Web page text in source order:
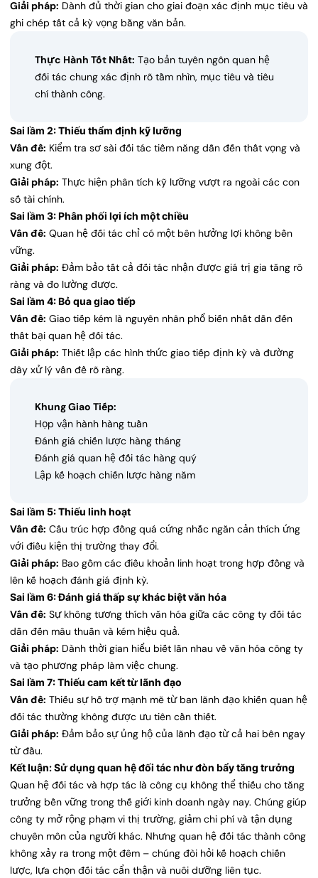
Giải pháp: Dành đủ thời gian cho giai đoạn xác định mục tiêu và
ghi chép tất cả kỳ vọng bằng văn bản.
Thực Hành Tốt Nhất: Tạo bản tuyên ngôn quan hệ
đối tác chung xác định rõ tầm nhìn, mục tiêu và tiêu
chí thành công.
Sai lầm 2: Thiếu thẩm định kỹ lưỡng
Vấn đề: Kiểm tra sơ sài đối tác tiềm năng dẫn đến thất vọng và
xung đột.
Giải pháp: Thực hiện phân tích kỹ lưỡng vượt ra ngoài các con
số tài chính.
Sai lầm 3: Phân phối lợi ích một chiều
Vấn đề: Quan hệ đối tác chỉ có một bên hưởng lợi không bền
vững.
Giải pháp: Đảm bảo tất cả đối tác nhận được giá trị gia tăng rõ
ràng và đo lường được.
Sai lầm 4: Bỏ qua giao tiếp
Vấn đề: Giao tiếp kém là nguyên nhân phổ biến nhất dẫn đến
thất bại quan hệ đối tác.
Giải pháp: Thiết lập các hình thức giao tiếp định kỳ và đường
dây xử lý vấn đề rõ ràng.
Khung Giao Tiếp:
Họp vận hành hàng tuần
Đánh giá chiến lược hàng tháng
Đánh giá quan hệ đối tác hàng quý
Lập kế hoạch chiến lược hàng năm
Sai lầm 5: Thiếu linh hoạt
Vấn đề: Cấu trúc hợp đồng quá cứng nhắc ngăn cản thích ứng
với điều kiện thị trường thay đổi.
Giải pháp: Bao gồm các điều khoản linh hoạt trong hợp đồng và
lên kế hoạch đánh giá định kỳ.
Sai lầm 6: Đánh giá thấp sự khác biệt văn hóa
Vấn đề: Sự không tương thích văn hóa giữa các công ty đối tác
dẫn đến mâu thuẫn và kém hiệu quả.
Giải pháp: Dành thời gian hiểu biết lẫn nhau về văn hóa công ty
và tạo phương pháp làm việc chung.
Sai lầm 7: Thiếu cam kết từ lãnh đạo
Vấn đề: Thiếu sự hỗ trợ mạnh mẽ từ ban lãnh đạo khiến quan hệ
đối tác thường không được ưu tiên cần thiết.
Giải pháp: Đảm bảo sự ủng hộ của lãnh đạo từ cả hai bên ngay
từ đầu.
Kết luận: Sử dụng quan hệ đối tác như đòn bẩy tăng trưởng
Quan hệ đối tác và hợp tác là công cụ không thể thiếu cho tăng
trưởng bền vững trong thế giới kinh doanh ngày nay. Chúng giúp
công ty mở rộng phạm vi thị trường, giảm chi phí và tận dụng
chuyên môn của người khác. Nhưng quan hệ đối tác thành công
không xảy ra trong một đêm – chúng đòi hỏi kế hoạch chiến
lược, lựa chọn đối tác cẩn thận và nuôi dưỡng liên tục.